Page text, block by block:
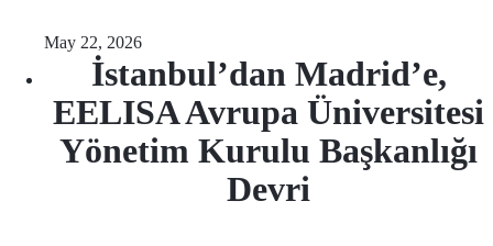
May 22, 2026
İstanbul’dan Madrid’e,
EELISA Avrupa Üniversitesi
Yönetim Kurulu Başkanlığı
Devri